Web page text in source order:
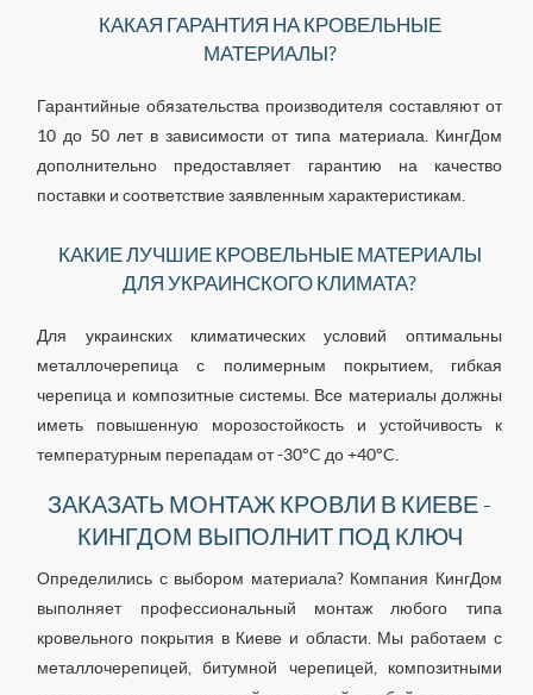
КАКАЯ ГАРАНТИЯ НА КРОВЕЛЬНЫЕ
МАТЕРИАЛЫ?
Гарантийные обязательства производителя составляют от
10 до 50 лет в зависимости от типа материала. КингДом
дополнительно предоставляет гарантию на качество
поставки и соответствие заявленным характеристикам.
КАКИЕ ЛУЧШИЕ КРОВЕЛЬНЫЕ МАТЕРИАЛЫ
ДЛЯ УКРАИНСКОГО КЛИМАТА?
Для украинских климатических условий оптимальны
металлочерепица с полимерным покрытием, гибкая
черепица и композитные системы. Все материалы должны
иметь повышенную морозостойкость и устойчивость к
температурным перепадам от -30°C до +40°C.
ЗАКАЗАТЬ МОНТАЖ КРОВЛИ В КИЕВЕ -
КИНГДОМ ВЫПОЛНИТ ПОД КЛЮЧ
Определились с выбором материала? Компания КингДом
выполняет профессиональный монтаж любого типа
кровельного покрытия в Киеве и области. Мы работаем с
металлочерепицей, битумной черепицей, композитными